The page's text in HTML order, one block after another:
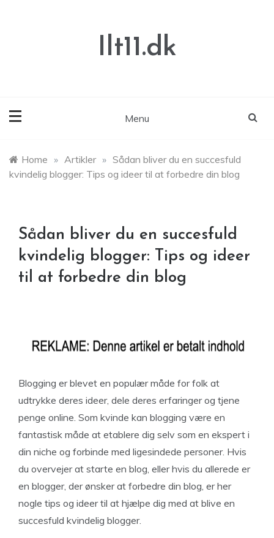
Ilt11.dk
Menu
Home » Artikler » Sådan bliver du en succesfuld
kvindelig blogger: Tips og ideer til at forbedre din blog
Sådan bliver du en succesfuld
kvindelig blogger: Tips og ideer
til at forbedre din blog
Blogging er blevet en populær måde for folk at
udtrykke deres ideer, dele deres erfaringer og tjene
penge online. Som kvinde kan blogging være en
fantastisk måde at etablere dig selv som en ekspert i
din niche og forbinde med ligesindede personer. Hvis
du overvejer at starte en blog, eller hvis du allerede er
en blogger, der ønsker at forbedre din blog, er her
nogle tips og ideer til at hjælpe dig med at blive en
succesfuld kvindelig blogger.